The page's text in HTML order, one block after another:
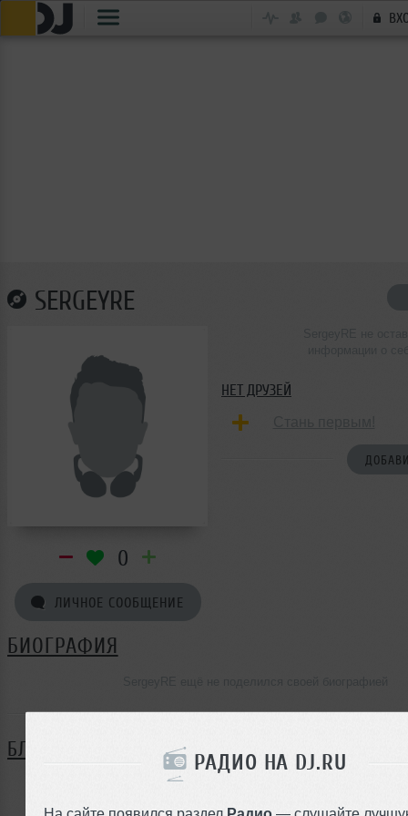
РАДИО НА DJ.RU
На сайте появился раздел Радио — слушайте
SERGEYRE
0
ЛИЧНОЕ СООБЩЕНИЕ
НЕТ ДРУЗЕЙ
БИОГРАФИЯ
БЛОГ